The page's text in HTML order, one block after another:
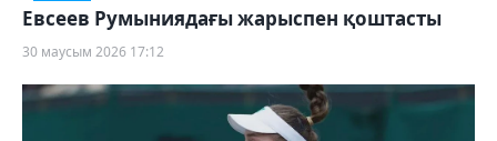
Евсеев Румыниядағы жарыспен қоштасты
30 маусым 2026 17:12